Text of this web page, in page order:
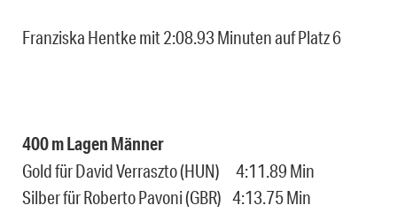
Franziska Hentke mit 2:08.93 Minuten auf Platz 6
400 m Lagen Männer
Gold für David Verraszto (HUN) 4:11.89 Min
Silber für Roberto Pavoni (GBR) 4:13.75 Min